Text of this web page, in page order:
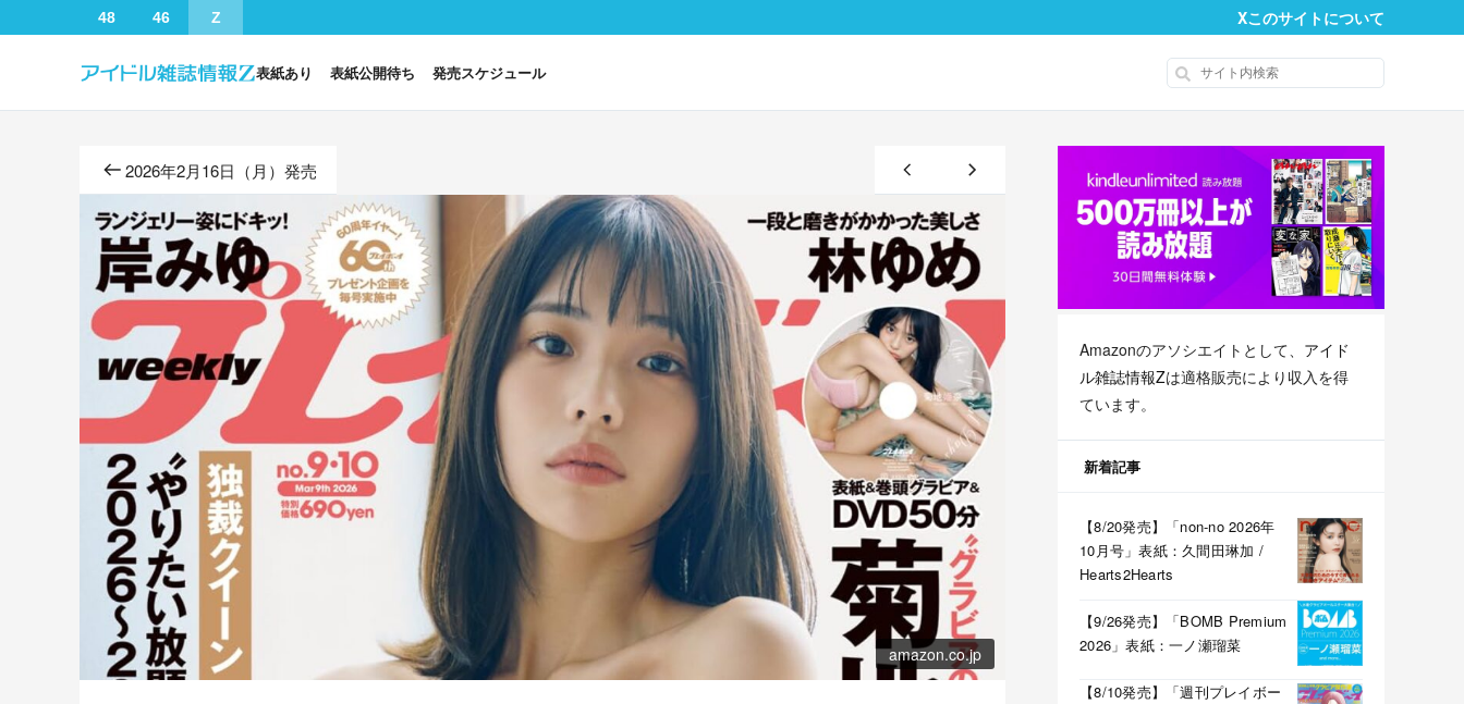
48 46 Z Xこのサイトについて
表紙あり 表紙公開待ち 発売スケジュール
2026年2月16日（月）発売
amazon.co.jp
Amazonのアソシエイトとして、 アイド
ル雑誌情報Zは適格販売により収入を得
ています。
新着記事
【8/20発売】「non-no 2026年
10月号」表紙：久間田琳加 /
Hearts2Hearts
【9/26発売】「BOMB Premium
2026」表紙：一ノ瀬瑠菜
【8/10発売】「週刊プレイボー